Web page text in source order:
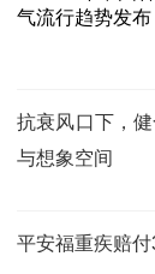
抗衰风口下，
与想象空间
平安福重疾赔